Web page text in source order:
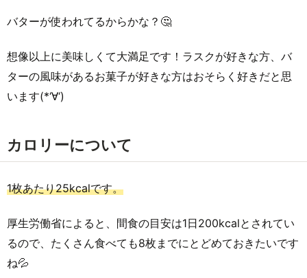
バターが使われてるからかな？🤔
想像以上に美味しくて大満足です！ラスクが好きな方、バ
ターの風味があるお菓子が好きな方はおそらく好きだと思
います(*‘∀‘)
カロリーについて
1枚あたり25kcalです。
厚生労働省によると、間食の目安は1日200kcalとされてい
るので、たくさん食べても8枚までにとどめておきたいです
ね💦